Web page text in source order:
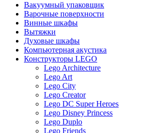
Вакуумный упаковщик
Варочные поверхности
Винные шкафы
Вытяжки
Духовые шкафы
Компьютерная акустика
Конструкторы LEGO
Lego Architecture
Lego Art
Lego City
Lego Creator
Lego DC Super Heroes
Lego Disney Princess
Lego Duplo
Lego Friends